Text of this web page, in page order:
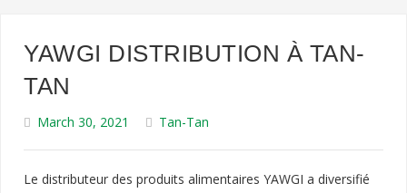
YAWGI DISTRIBUTION À TAN-
TAN
March 30, 2021 Tan-Tan
Le distributeur des produits alimentaires YAWGI a diversifié